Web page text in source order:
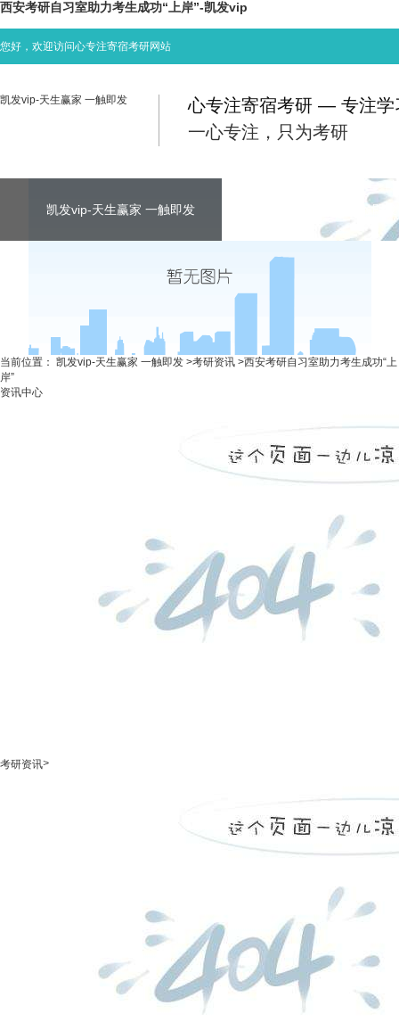
西安考研自习室助力考生成功“上岸”-凯发vip
您好，欢迎访问心专注寄宿考研网站
凯发vip-天生赢家 一触即发
心专注寄宿考研 — 专注学
一心专注，只为考研
凯发vip-天生赢家 一触即发 凯发vip-天生赢家 一触即发
凯发vip-天生赢家 一触即发 考研资讯
当前位置： 凯发vip-天生赢家 一触即发 >考研资讯 >西安考研自习室助力考生成功“上
岸”
资讯中心
考研资讯>